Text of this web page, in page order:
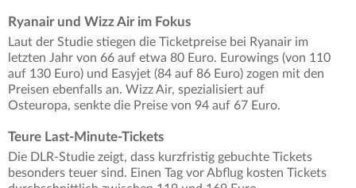
Ryanair und Wizz Air im Fokus
Laut der Studie stiegen die Ticketpreise bei Ryanair im
letzten Jahr von 66 auf etwa 80 Euro. Eurowings (von 110
auf 130 Euro) und Easyjet (84 auf 86 Euro) zogen mit den
Preisen ebenfalls an. Wizz Air, spezialisiert auf
Osteuropa, senkte die Preise von 94 auf 67 Euro.
Teure Last-Minute-Tickets
Die DLR-Studie zeigt, dass kurzfristig gebuchte Tickets
besonders teuer sind. Einen Tag vor Abflug kosten Tickets